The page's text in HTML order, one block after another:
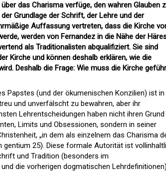
das Charisma verfüge, den wahren Glauben
Grundlage der Schrift, der Lehre und der
Auffassung vertreten, dass die Kirche
werden von Fernandez in die Nähe der
als Traditionalisten abqualifiziert. Sie sind
Kirche und können deshalb erklären, wie die
Deshalb die Frage: Wie muss die Kirche
Papstes (und der ökumenischen Konzilien) ist in
und unverfälscht zu bewahren, aber ihr
Lehrentscheidungen haben nicht ihren Grund
Limits und Obsessionen, sondern in seiner
„in dem als einzelnem das Charisma
gentium 25). Diese formale Autorität ist
und Tradition (besonders im
die vorherigen dogmatischen